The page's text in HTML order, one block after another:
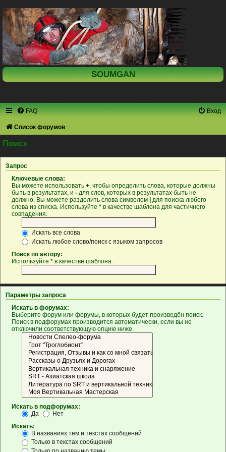
SOUMGAN
FAQ Вход
Список форумов
Поиск
Запрос
Ключевые слова:
Вы можете использовать +, чтобы определить слова, которые должны
быть в результатах, и - для слов, которых в результатах быть не
должно. Вы можете разделить слова символом
для поиска любого
слова из списка. Используйте * в качестве шаблона для частичного
совпадения.
Искать все слова
Искать любое слово/поиск с языком запросов
Поиск по автору:
Используйте * в качестве шаблона.
Параметры запроса
Искать в форумах:
Выберите форум или форумы, в которых будет произведён поиск.
Поиск в подфорумах производится автоматически, если вы не
отключили соответствующую опцию ниже.
Искать в подфорумах:
Да
Нет
Искать:
В названиях тем и текстах сообщений
Только в текстах сообщений